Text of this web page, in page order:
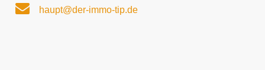
haupt@der-immo-tip.de